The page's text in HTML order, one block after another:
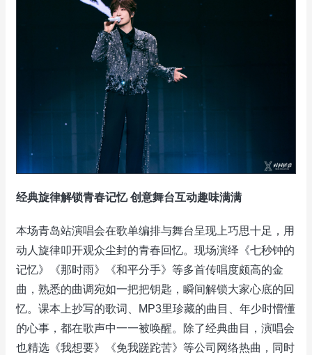
经典旋律解锁青春记忆 创意舞台互动趣味满满
本场青岛站演唱会在歌单编排与舞台呈现上巧思十足，用
动人旋律叩开观众尘封的青春回忆。现场演绎《七秒钟的
记忆》《那时雨》《和平分手》等多首传唱度颇高的金
曲，熟悉的曲调宛如一把把钥匙，瞬间解锁大家心底的回
忆。课本上抄写的歌词、MP3里珍藏的曲目、年少时懵懂
的心事，都在歌声中一一被唤醒。除了经典曲目，演唱会
也精选《我想要》《免我蹉跎苦》等公司网络热曲，同时